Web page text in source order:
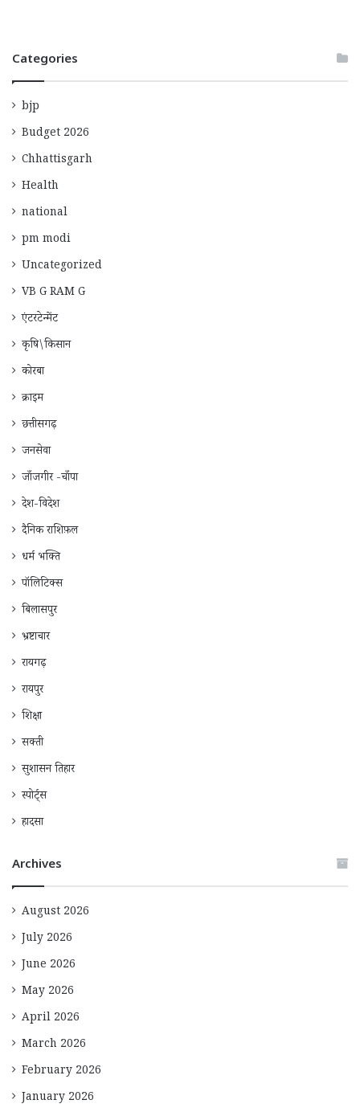
Categories
bjp
Budget 2026
Chhattisgarh
Health
national
pm modi
Uncategorized
VB G RAM G
एंटरटेन्मेंट
कृषि\किसान
कोरबा
क्राइम
छत्तीसगढ़
जनसेवा
जाँजगीर -चाँपा
देश-विदेश
दैनिक राशिफ़ल
धर्म भक्ति
पॉलिटिक्स
बिलासपुर
भ्रष्टाचार
रायगढ़
रायपुर
शिक्षा
सक्ती
सुशासन तिहार
स्पोर्ट्स
हादसा
Archives
August 2026
July 2026
June 2026
May 2026
April 2026
March 2026
February 2026
January 2026